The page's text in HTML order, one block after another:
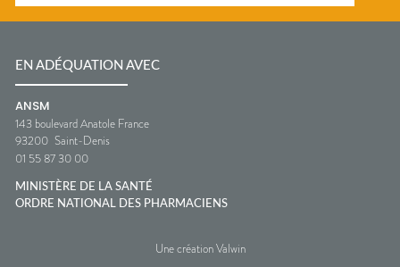
EN ADÉQUATION AVEC
ANSM
143 boulevard Anatole France
93200 Saint-Denis
01 55 87 30 00
MINISTÈRE DE LA SANTÉ
ORDRE NATIONAL DES PHARMACIENS
Une création Valwin